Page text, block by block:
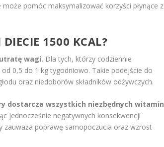
pomóc maksymalizować korzyści płynące z
1500 KCAL?
wagi. Dla tych, którzy codziennie
0,5 do 1 kg tygodniowo. Takie podejście do
oraz niedoborów składników odżywczych.
dostarcza wszystkich niezbędnych witamin
jednocześnie negatywnych konsekwencji
zauważa poprawę samopoczucia oraz wzrost